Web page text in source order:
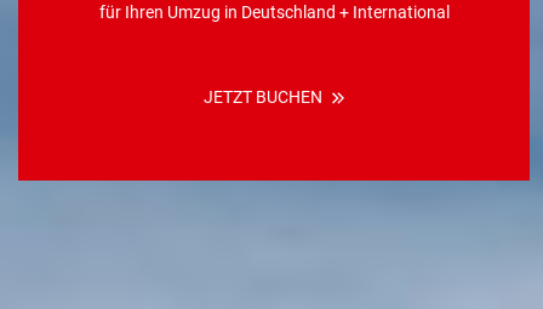
für Ihren Umzug in Deutschland + International
JETZT BUCHEN